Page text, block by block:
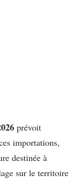
prévoit
importations,
destinée à
sur le territoire